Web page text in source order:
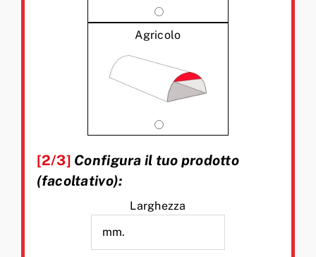
Agricolo
[2/3] Configura il tuo prodotto
(facoltativo):
Larghezza